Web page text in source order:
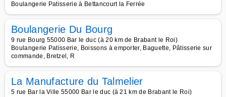
Boulangerie Patisserie à Bettancourt la Ferrée
Boulangerie Du Bourg
9 rue Bourg 55000 Bar le duc (à 20 km de Brabant le Roi)
Boulangerie Patisserie, Boissons à emporter, Baguette, Pâtisserie sur
commande, Bretzel, R
La Manufacture du Talmelier
5 rue Bar la Ville 55000 Bar le duc (à 21 km de Brabant le Roi)